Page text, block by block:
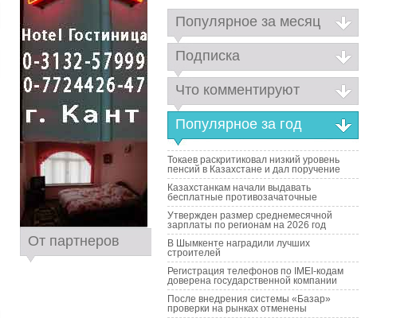
От партнеров
Популярное за месяц
Подписка
Что комментируют
Популярное за год
Токаев раскритиковал низкий уровень
пенсий в Казахстане и дал поручение
Казахстанкам начали выдавать
бесплатные противозачаточные
Утвержден размер среднемесячной
зарплаты по регионам на 2026 год
В Шымкенте наградили лучших
строителей
Регистрация телефонов по IMEI-кодам
доверена государственной компании
После внедрения системы «Базар»
проверки на рынках отменены